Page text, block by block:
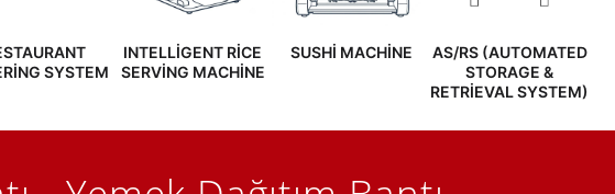
SYSTEM
INTELLIGENT RICE
SERVING MACHINE
SUSHI MACHINE
AS/RS (AUTOMATED
STORAGE &
RETRIEVAL SYSTEM)